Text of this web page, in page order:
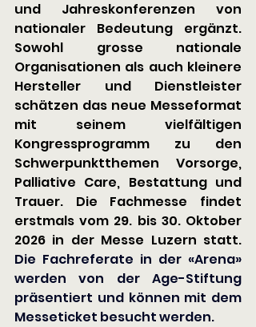
und Jahreskonferenzen von
nationaler Bedeutung ergänzt.
Sowohl grosse nationale
Organisationen als auch kleinere
Hersteller und Dienstleister
schätzen das neue Messeformat
mit seinem vielfältigen
Kongressprogramm zu den
Schwerpunktthemen Vorsorge,
Palliative Care, Bestattung und
Trauer. Die Fachmesse findet
erstmals vom 29. bis 30. Oktober
2026 in der Messe Luzern statt.
Die Fachreferate in der «Arena»
werden von der Age-Stiftung
präsentiert und können mit dem
Messeticket besucht werden.